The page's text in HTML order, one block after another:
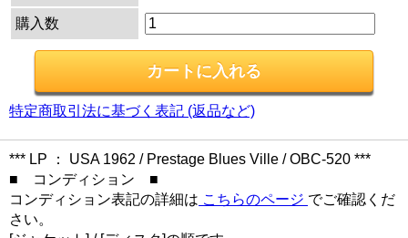
購入数
特定商取引法に基づく表記 (返品など)
*** LP ： USA 1962 / Prestage Blues Ville / OBC-520 ***
■ コンディション ■
コンディション表記の詳細は こちらのページ でご確認くだ
さい。